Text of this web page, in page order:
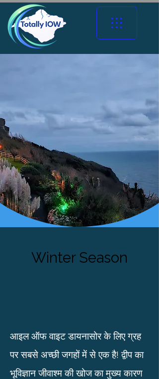
Winter Season
आइल ऑफ वाइट डायनासोर के लिए ग्रह
पर सबसे अच्छी जगहों में से एक है! द्वीप का
भूविज्ञान जीवाश्म की खोज का मुख्य कारण